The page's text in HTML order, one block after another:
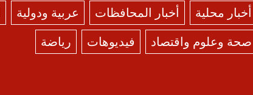
أخبار محلية أخبار المحافظات عربية ودولية
صحة وعلوم واقتصاد
فيديوهات رياضة